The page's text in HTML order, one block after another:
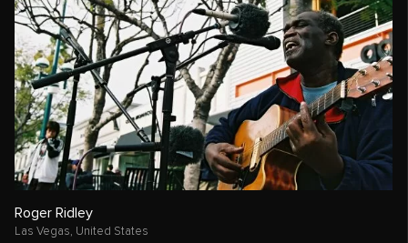
Roger Ridley
Las Vegas, United States